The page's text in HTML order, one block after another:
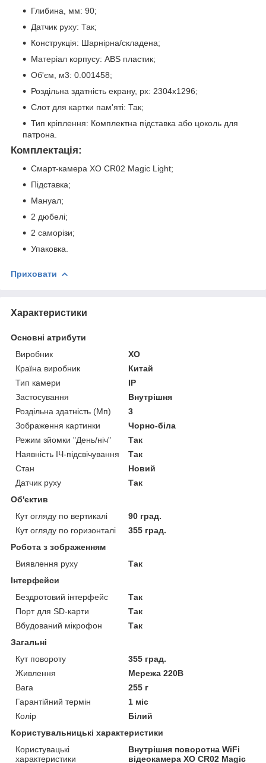
Глибина, мм: 90;
Датчик руху: Так;
Конструкція: Шарнірна/складена;
Матеріал корпусу: ABS пластик;
Об'єм, м3: 0.001458;
Роздільна здатність екрану, px: 2304х1296;
Слот для картки пам'яті: Так;
Тип кріплення: Комплектна підставка або цоколь для
патрона.
Комплектація:
Смарт-камера XO CR02 Magic Light;
Підставка;
Мануал;
2 дюбелі;
2 саморізи;
Упаковка.
Приховати
Характеристики
Основні атрибути
Виробник
XO
Країна виробник
Китай
Тип камери
IP
Застосування
Внутрішня
Роздільна здатність (Мп)
3
Зображення картинки
Чорно-біла
Режим зйомки "День/ніч"
Так
Наявність ІЧ-підсвічування
Так
Стан
Новий
Датчик руху
Так
Об'єктив
Кут огляду по вертикалі
90 град.
Кут огляду по горизонталі
355 град.
Робота з зображенням
Виявлення руху
Так
Інтерфейси
Бездротовий інтерфейс
Так
Порт для SD-карти
Так
Вбудований мікрофон
Так
Загальні
Кут повороту
355 град.
Живлення
Мережа 220В
Вага
255 г
Гарантійний термін
1 міс
Колір
Білий
Користувальницькі характеристики
Користувацькі
характеристики
Внутрішня поворотна WiFi
відеокамера XO CR02 Magic